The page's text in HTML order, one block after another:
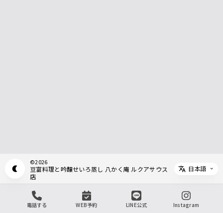
©2026
豆富料理と吟醸せいろ蒸し 八かく庵 ルクアサウス
店
電話する WEB予約 LINE公式 Instagram
Select
日本語
Appearance mode switch